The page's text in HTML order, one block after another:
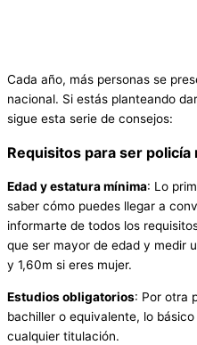
Cada año, más personas se
nacional. Si estás planteando
sigue esta serie de consejos:
Requisitos para ser policía
Edad y estatura mínima: Lo
saber cómo puedes llegar a
informarte de todos los
que ser mayor de edad y medir
y 1,60m si eres mujer.
Estudios obligatorios: Por otra
bachiller o equivalente, lo
cualquier titulación.